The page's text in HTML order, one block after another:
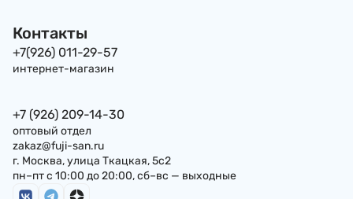
Контакты
+7(926) 011-29-57
интернет-магазин
+7 (926) 209-14-30
оптовый отдел
zakaz@fuji-san.ru
г. Москва, улица Ткацкая, 5с2
пн–пт с 10:00 до 20:00, сб–вс — выходные